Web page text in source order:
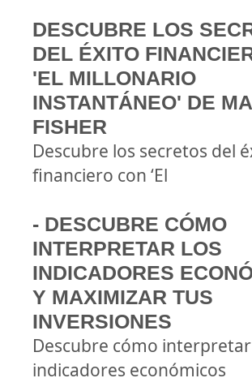
DESCUBRE LOS
DEL ÉXITO
'EL MILLONARIO
INSTANTÁNEO' DE
FISHER
Descubre los secretos del
financiero con ‘El
- DESCUBRE CÓMO
INTERPRETAR LOS
INDICADORES
Y MAXIMIZAR TUS
INVERSIONES
Descubre cómo
indicadores económicos